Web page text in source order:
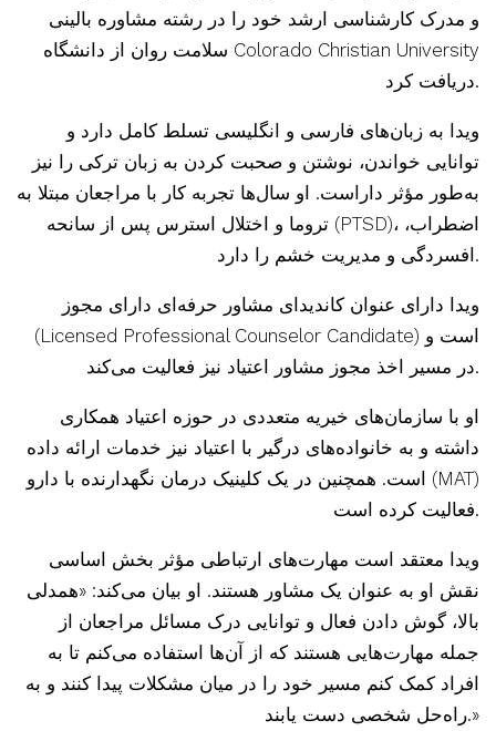
و مدرک کارشناسی ارشد خود را در رشته مشاوره بالینی
سلامت روان از دانشگاه Colorado Christian University
دریافت کرد.
ویدا به زبان‌های فارسی و انگلیسی تسلط کامل دارد و
توانایی خواندن، نوشتن و صحبت کردن به زبان ترکی را نیز
به‌طور مؤثر داراست. او سال‌ها تجربه کار با مراجعان مبتلا به
تروما و اختلال استرس پس از سانحه (PTSD)، اضطراب،
افسردگی و مدیریت خشم را دارد.
ویدا دارای عنوان کاندیدای مشاور حرفه‌ای دارای مجوز
(Licensed Professional Counselor Candidate) است و
در مسیر اخذ مجوز مشاور اعتیاد نیز فعالیت می‌کند.
او با سازمان‌های خیریه متعددی در حوزه اعتیاد همکاری
داشته و به خانواده‌های درگیر با اعتیاد نیز خدمات ارائه داده
است. همچنین در یک کلینیک درمان نگهدارنده با دارو (MAT)
فعالیت کرده است.
ویدا معتقد است مهارت‌های ارتباطی مؤثر بخش اساسی
نقش او به عنوان یک مشاور هستند. او بیان می‌کند: «همدلی
بالا، گوش دادن فعال و توانایی درک مسائل مراجعان از
جمله مهارت‌هایی هستند که از آن‌ها استفاده می‌کنم تا به
افراد کمک کنم مسیر خود را در میان مشکلات پیدا کنند و به
راه‌حل شخصی دست یابند.»